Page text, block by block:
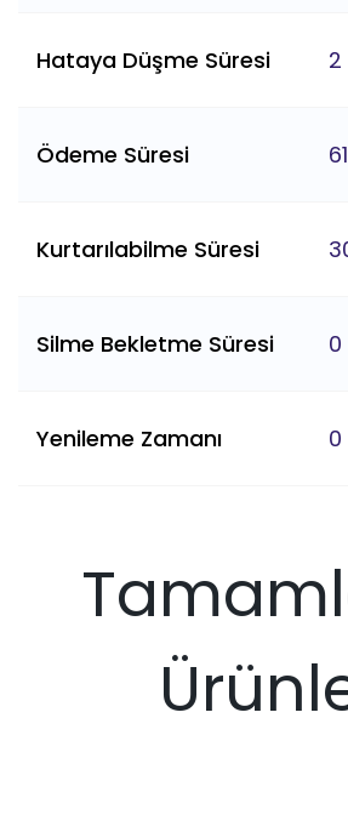
Hataya Düşme Süresi 2
Ödeme Süresi
Kurtarılabilme Süresi
Silme Bekletme Süresi 0
Yenileme Zamanı 0